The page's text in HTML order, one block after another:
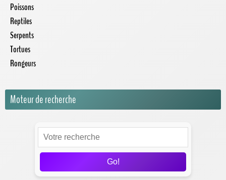
Poissons
Reptiles
Serpents
Tortues
Rongeurs
Moteur de recherche
Go!